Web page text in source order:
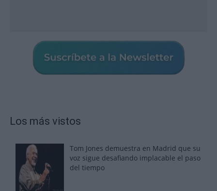
Los más vistos
Tom Jones demuestra en Madrid que su
voz sigue desafiando implacable el paso
del tiempo